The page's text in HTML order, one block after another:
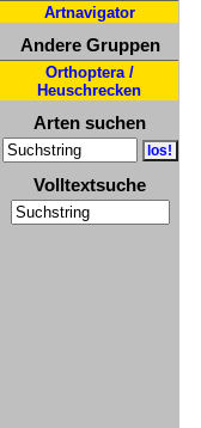
Artnavigator
Andere Gruppen
Orthoptera /
Heuschrecken
Arten suchen
Volltextsuche